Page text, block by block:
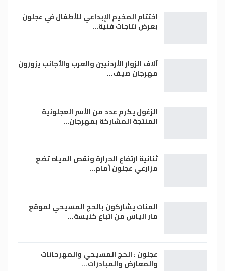
اختتام المخيم الإبداعي للأطفال في عجلون
بعرض نتاجات فنية…
آلاف الزوار الأردنيين والعرب والأجانب يزورون
مهرجان صيف…
الزغول يكرم عدد من الأسر العجلونية
المنتجة المشاركة بمهرجان…
ثنائية ارتفاع الحرارة ونقص المياه تضع
مزارعي عجلون أمام…
المئات يشاركون بالحج المسيحي لموقع
مار الياس من اتباع كنيسة…
عجلون : الحج المسيحي والمهرحانات
والمعارض والمبادرات…